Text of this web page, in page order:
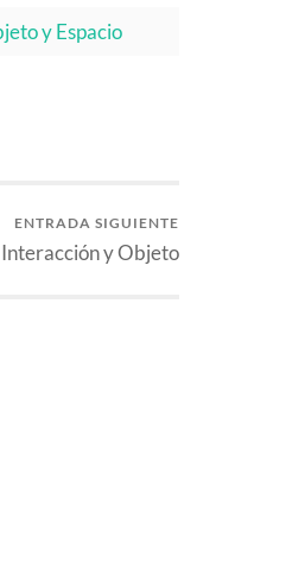
y Espacio
ENTRADA SIGUIENTE
y Objeto